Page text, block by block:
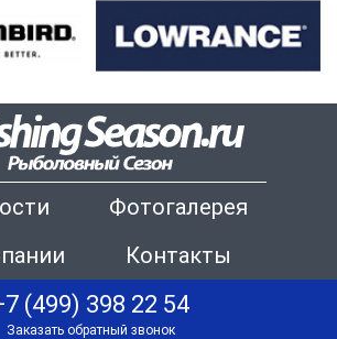
Фотогалерея
Контакты
(499) 398 22 54
Заказать обратный звонок